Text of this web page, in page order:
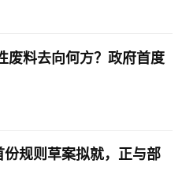
废料去向何方？政府首度
规则草案拟就，正与部